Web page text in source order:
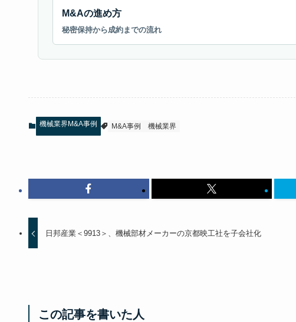
M&Aの進め方
秘密保持から成約までの流れ
機械業界M&A事例 M&A事例 機械業界
日邦産業＜9913＞、機械部材メーカーの京都映工社を子会社化
この記事を書いた人